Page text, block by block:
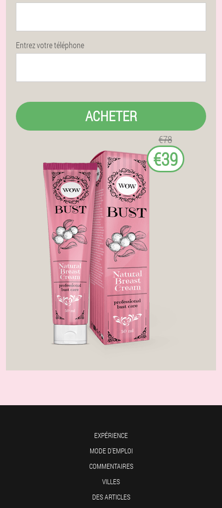
Entrez votre téléphone
ACHETER
€78
€39
EXPÉRIENCE
MODE D'EMPLOI
COMMENTAIRES
VILLES
DES ARTICLES